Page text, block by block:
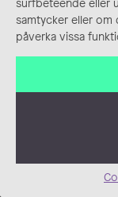
samtycker eller om
påverka vissa